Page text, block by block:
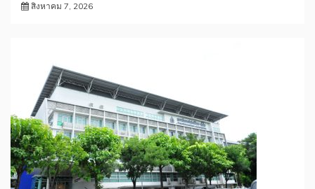
สิงหาคม 7, 2026